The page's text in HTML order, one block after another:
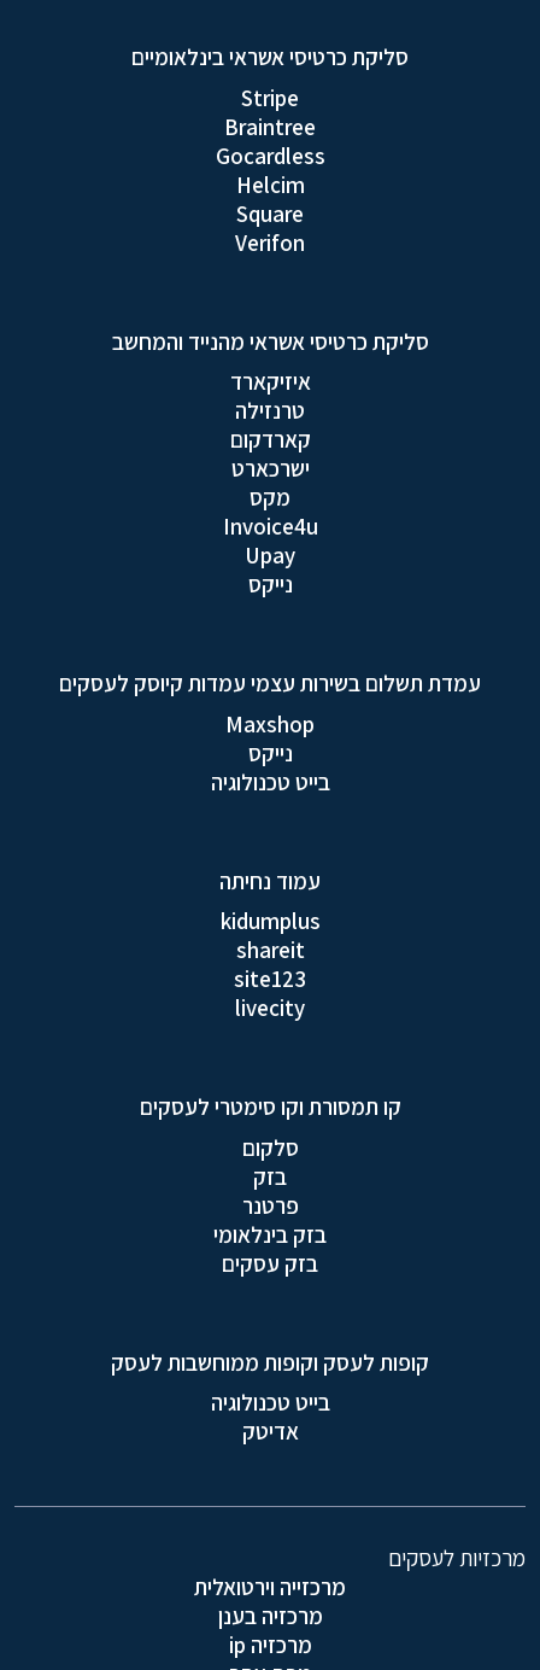
סליקת כרטיסי אשראי בינלאומיים
Stripe
Braintree
Gocardless
Helcim
Square
Verifon
סליקת כרטיסי אשראי מהנייד והמחשב
איזיקארד
טרנזילה
קארדקום
ישרכארט
מקס
Invoice4u
Upay
נייקס
עמדת תשלום בשירות עצמי עמדות קיוסק לעסקים
Maxshop
נייקס
בייט טכנולוגיה
עמוד נחיתה
kidumplus
shareit
site123
livecity
קו תמסורת וקו סימטרי לעסקים
סלקום
בזק
פרטנר
בזק בינלאומי
בזק עסקים
קופות לעסק וקופות ממוחשבות לעסק
בייט טכנולוגיה
אדיטק
מרכזיות לעסקים
מרכזייה וירטואלית
מרכזיה בענן
מרכזיה ip